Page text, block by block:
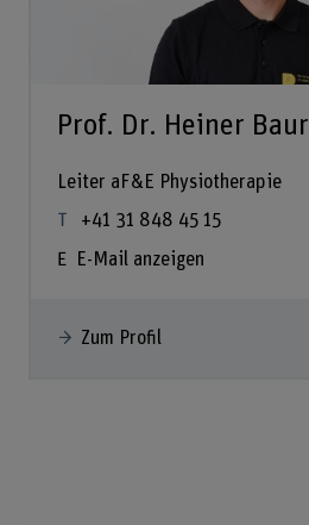
Prof. Dr. Heiner Baur
Leiter aF&E Physiotherapie
+41 31 848 45 15
E-Mail anzeigen
Zum Profil